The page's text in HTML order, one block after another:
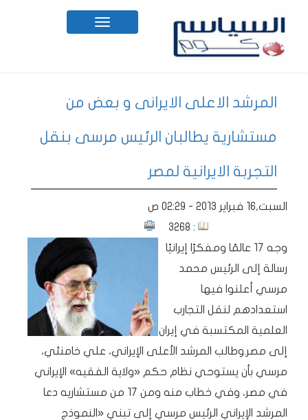
Toggle
navigation
المرشد الاعلى الايرانى و بعض من
مستشارية يطالبان الرئيس مرسى بنقل
التجربة الايرانية لمصر
السبت,16 فبراير 2013 - 02:29 ص
: 3268
وجه 17 عالمًا ومفكرًا إيرانيًا
رسالة إلى الرئيس محمد
مرسي أعلنوا فيها
استعدادهم لنقل التجارب
العلمية المكتسبة في إيران
إلى مصر.وطالب المرشد الأعلى الإيراني، علي خامنئي،
مرسي بأن يستوحي نظام حكم «ولاية الفقيه» الإيراني
في مصر، وفي خطاب منه ومن 17 من مستشاريه دعا
المرشد الإيراني الرئيس مرسي إلى تبني «النموذج